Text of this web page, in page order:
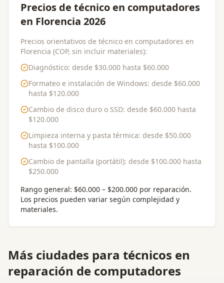
Precios de técnico en computadores
en Florencia 2026
Precios orientativos de técnico en computadores en
Florencia (COP, sin incluir materiales):
Diagnóstico: desde $30.000 hasta $60.000
Formateo e instalación de Windows: desde $60.000
hasta $120.000
Cambio de disco duro o SSD: desde $60.000 hasta
$120.000
Limpieza interna y pasta térmica: desde $50.000
hasta $100.000
Cambio de pantalla (portátil): desde $100.000 hasta
$250.000
Rango general: $60.000 – $200.000 por reparación.
Los precios pueden variar según complejidad y
materiales.
Más ciudades para técnicos en
reparación de computadores